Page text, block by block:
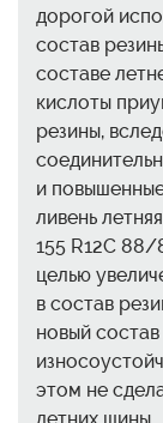
дорогой
состав
составе
кислоты
резины,
и
ливень
155 R12C
целью
в состав
новый
этом не